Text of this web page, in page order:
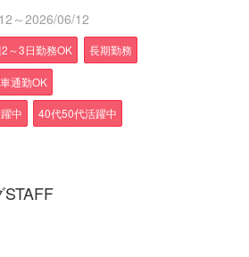
～2026/06/12
～3日勤務OK 長期勤務
通勤OK
中 40代50代活躍中